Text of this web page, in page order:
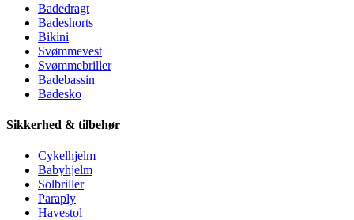
Badedragt
Badeshorts
Bikini
Svømmevest
Svømmebriller
Badebassin
Badesko
Sikkerhed & tilbehør
Cykelhjelm
Babyhjelm
Solbriller
Paraply
Havestol